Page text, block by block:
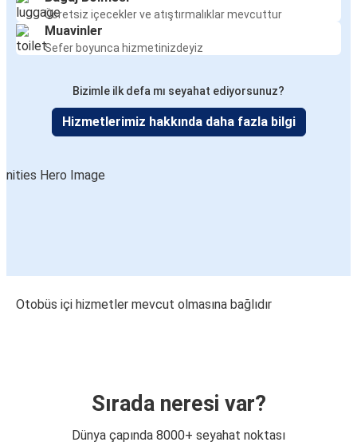
Ücretsiz içecekler ve atıştırmalıklar mevcuttur
Muavinler
Sefer boyunca hizmetinizdeyiz
Bizimle ilk defa mı seyahat ediyorsunuz?
Hizmetlerimiz hakkında daha fazla bilgi
Otobüs içi hizmetler mevcut olmasına bağlıdır
Sırada neresi var?
Dünya çapında 8000+ seyahat noktası